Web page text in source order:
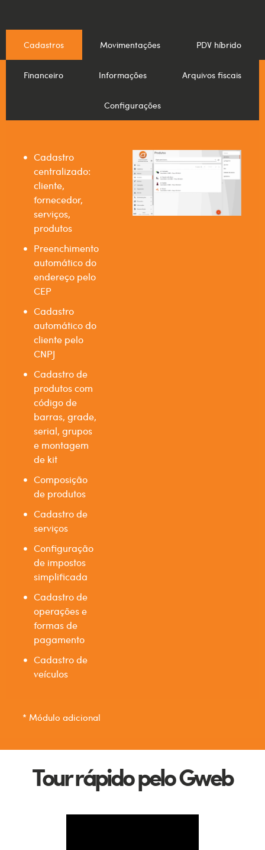
Cadastros Movimentações PDV híbrido
Financeiro Informações Arquivos fiscais
Configurações
Cadastro
centralizado:
cliente,
fornecedor,
serviços,
produtos
Preenchimento
automático do
endereço pelo
CEP
Cadastro
automático do
cliente pelo
CNPJ
Cadastro de
produtos com
código de
barras, grade,
serial, grupos
e montagem
de kit
Composição
de produtos
Cadastro de
serviços
Configuração
de impostos
simplificada
Cadastro de
operações e
formas de
pagamento
Cadastro de
veículos
* Módulo adicional
Tour rápido pelo Gweb